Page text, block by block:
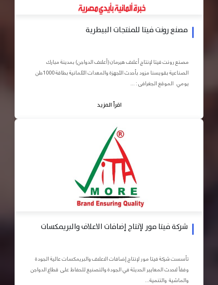
مصنع رونت فيتا للمنتجات البيطرية
مصنع رونت فيتا لإنتاج أعلاف هيرمان (أعلاف الدواجن) بمدينة مبارك
الصناعية بقويسنا مزود بأحدث الأجهزة والمعدات الآلمانية بطاقة 1000طن
يومي الموقع الجغرافى : ...
اقرأ المزيد
شركة فيتا مور لإنتاج إضافات الاعلاف والبريمكسات
تأسست شركة فيتا مور لإنتاج إضافات الاعلاف والبريمكسات عالية الجودة
وفقاً لاحدث المعايير الحديثة في الجودة والتصنيع للحفاظ على قطاع الدواجن
والماشية والتنمية...